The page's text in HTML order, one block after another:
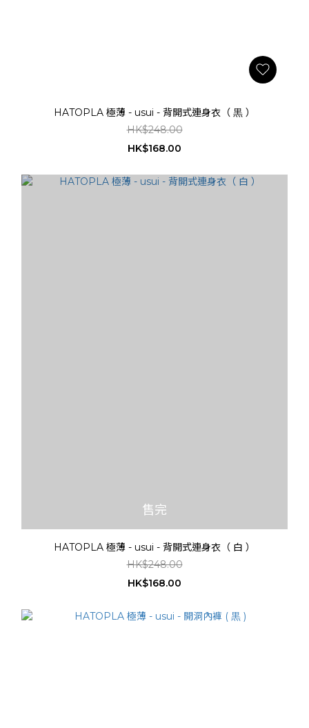
HATOPLA 極薄 - usui - 背開式連身衣（ 黒 ）
HK$248.00
HK$168.00
售完
HATOPLA 極薄 - usui - 背開式連身衣（ 白 ）
HK$248.00
HK$168.00